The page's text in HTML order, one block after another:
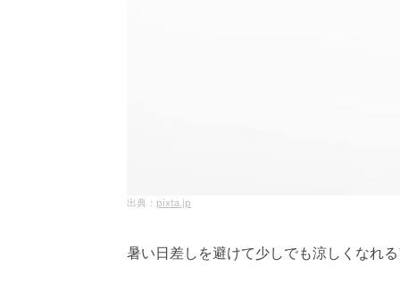
pixta.jp
暑い日差しを避けて少しでも涼しくなれ